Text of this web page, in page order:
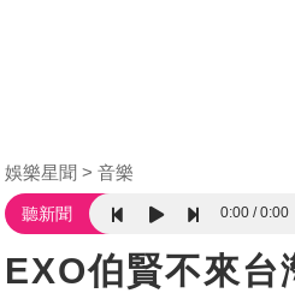
娛樂星聞 音樂
聽新聞 0:00 0:00
EXO伯賢不來台